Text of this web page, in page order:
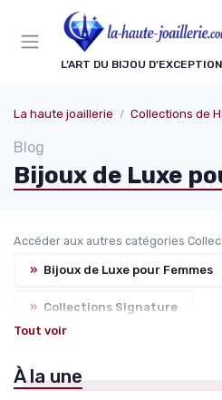
L’ART DU BIJOU D’EXCEPTION
La haute joaillerie Collections de
Blog
Bijoux de Luxe
Accéder aux autres catégories
» Bijoux de Luxe pour Femmes
» Collections Signature
» Collaborations avec des
Tout voir
À la une
Panneau de gestion des cookies